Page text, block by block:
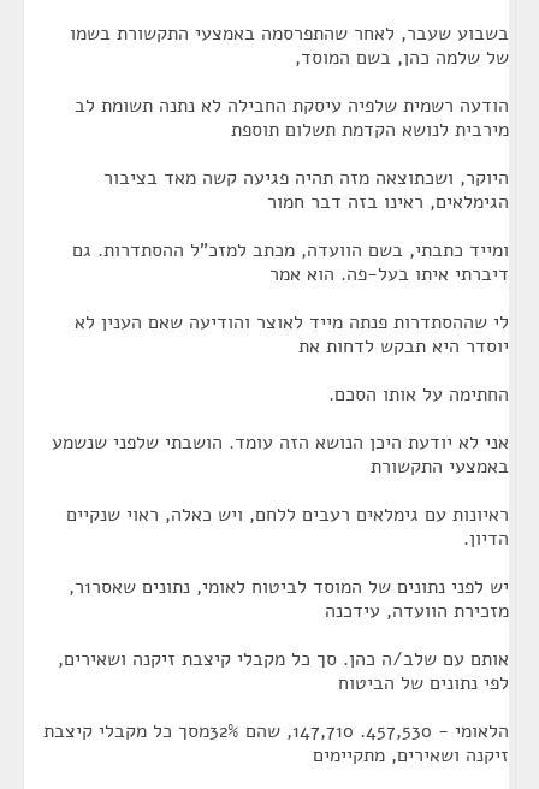
בשבוע שעבר, לאחר שהתפרסמה באמצעי התקשורת בשמו
של שלמה כהן, בשם המוסד,
הודעה רשמית שלפיה עיסקת החבילה לא נתנה תשומת לב
מירבית לנושא הקדמת תשלום תוספת
היוקר, ושכתוצאה מזה תהיה פגיעה קשה מאד בציבור
הגימלאים, ראינו בזה דבר חמור
ומייד כתבתי, בשם הוועדה, מכתב למזכ"ל ההסתדרות. גם
דיברתי איתו בעל-פה. הוא אמר
לי שההסתדרות פנתה מייד לאוצר והודיעה שאם הענין לא
יוסדר היא תבקש לדחות את
החתימה על אותו הסכם.
אני לא יודעת היכן הנושא הזה עומד. הושבתי שלפני שנשמע
באמצעי התקשורת
ראיונות עם גימלאים רעבים ללחם, ויש כאלה, ראוי שנקיים
הדיון.
יש לפני נתונים של המוסד לביטוח לאומי, נתונים שאסר1ר,
מזכירת הוועדה, עידכנה
אותם עם שלב/ה כהן. סך כל מקבלי קיצבת זיקנה ושאירים,
לפי נתונים של הביטוח
הלאומי - 457,530. 147,710, שהם 32%מסך כל מקבלי קיצבת
זיקנה ושאירים, מתקיימים